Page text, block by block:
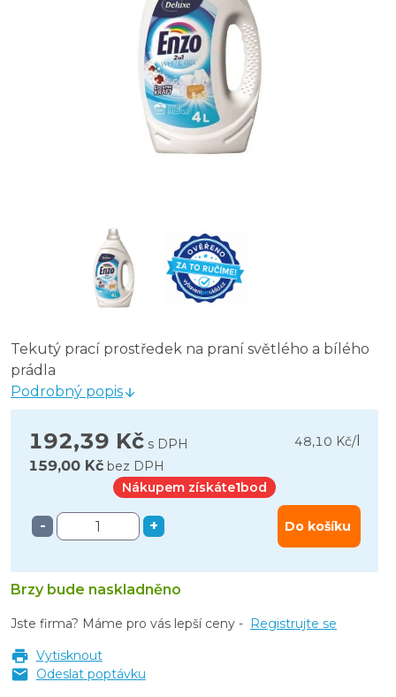
Tekutý prací prostředek na praní světlého a bílého
prádla
Podrobný popis
192,39 Kč s DPH 48,10 Kč/
159,00 Kč bez DPH
Nákupem získáte1bod
- + Do košíku
Brzy bude naskladněno
Jste firma? Máme pro vás lepší ceny - Registrujte se
Vytisknout
Odeslat poptávku